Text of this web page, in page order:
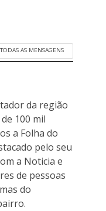
AS MENSAGENS
da região
100 mil
a Folha do
pelo seu
a Noticia e
de pessoas
do